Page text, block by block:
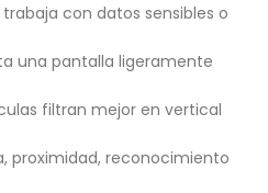
con datos sensibles o
una pantalla ligeramente
filtran mejor en vertical
proximidad, reconocimiento